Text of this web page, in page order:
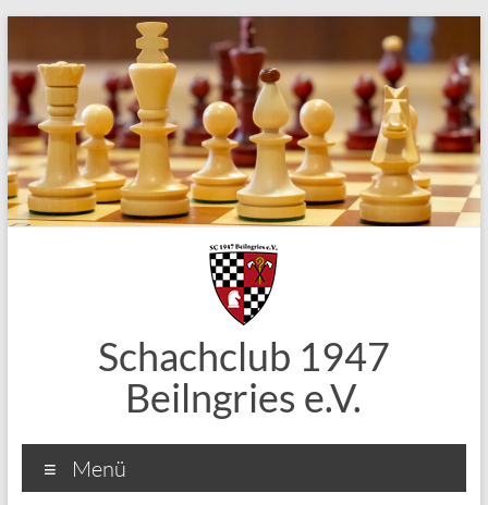
springen
Schachclub 1947
Beilngries e.V.
Menü